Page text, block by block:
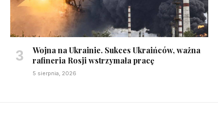
Wojna na Ukrainie. Sukces Ukraińców, ważna
rafineria Rosji wstrzymała pracę
5 sierpnia, 2026